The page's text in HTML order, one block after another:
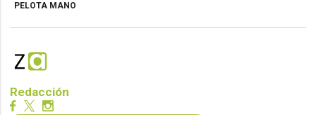
PELOTA MANO
Redacción